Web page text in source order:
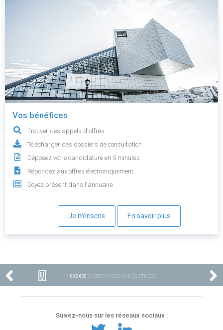
Vos bénéfices
Trouver des appels d'offres
Télécharger des dossiers de consultation
Déposez votre candidature en 5 minutes
Répondez aux offres électroniquement
Soyez présent dans l'annuaire
Je m'inscris En savoir plus
1 002 633 ENTREPRISES ENREGISTRÉES
Suivez-nous sur les réseaux sociaux :